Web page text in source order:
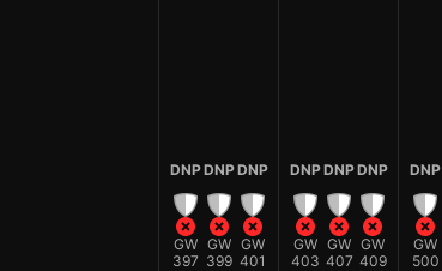
DNP
GW
397
DNP
GW
399
DNP
GW
401
DNP
GW
403
DNP
GW
407
DNP
GW
409
DNP
GW
500